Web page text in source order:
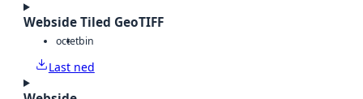
Webside Tiled GeoTIFF
octetbin
Last ned